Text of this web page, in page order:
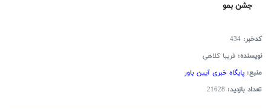
جشن بمو
کدخبر: 434
نویسنده: فریبا کلاهی
منبع: پایگاه خبری آیین باور
تعداد بازدید: 21628